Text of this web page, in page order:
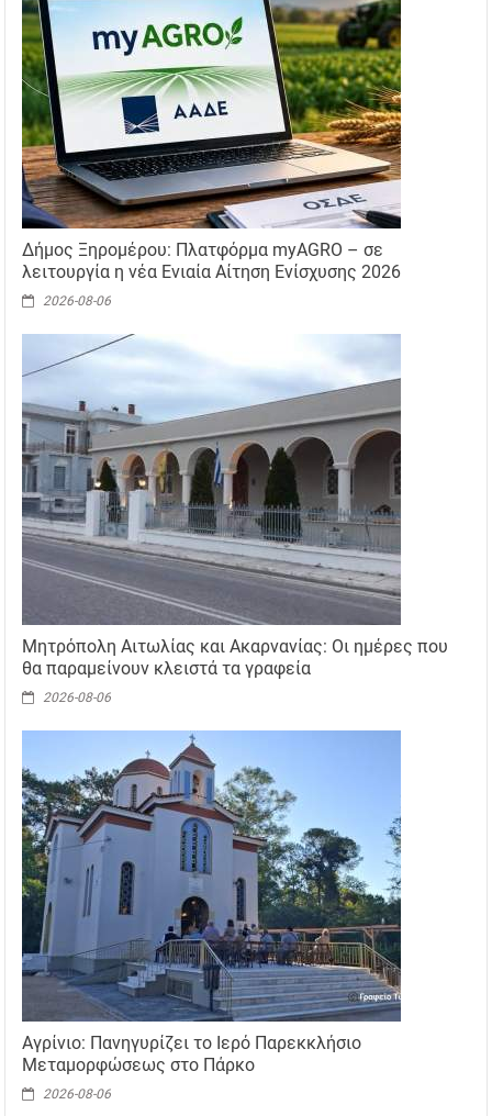
Δήμος Ξηρομέρου: Πλατφόρμα myAGRO – σε
λειτουργία η νέα Ενιαία Αίτηση Ενίσχυσης 2026
2026-08-06
Μητρόπολη Αιτωλίας και Ακαρνανίας: Οι ημέρες που
θα παραμείνουν κλειστά τα γραφεία
2026-08-06
Αγρίνιο: Πανηγυρίζει το Ιερό Παρεκκλήσιο
Μεταμορφώσεως στο Πάρκο
2026-08-06